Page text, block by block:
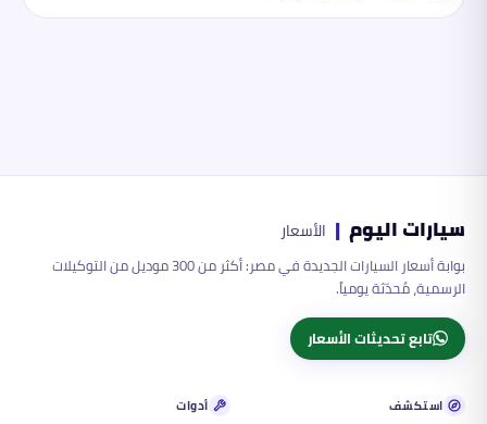
سيارات اليوم | الأسعار
بوابة أسعار السيارات الجديدة في مصر: أكثر من 300 موديل من التوكيلات
الرسمية، مُحدّثة يومياً.
تابع تحديثات الأسعار
استكشف أدوات